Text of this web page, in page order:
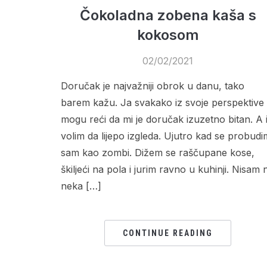
Čokoladna zobena kaša s
kokosom
02/02/2021
Doručak je najvažniji obrok u danu, tako
barem kažu. Ja svakako iz svoje perspektive
mogu reći da mi je doručak izuzetno bitan. A i
volim da lijepo izgleda. Ujutro kad se
sam kao zombi. Dižem se raščupane kose,
škiljeći na pola i jurim ravno u kuhinji. Nisam
neka […]
CONTINUE READING